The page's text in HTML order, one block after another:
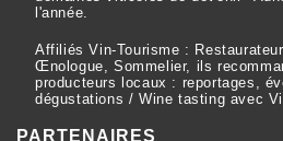
l'année.
Affiliés Vin-Tourisme :
Œnologue, Sommelier, ils
producteurs locaux : reportages,
dégustations / Wine tasting avec
PARTENAIRES